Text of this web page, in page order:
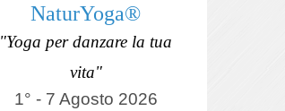
NaturYoga®
"Yoga per danzare la tua
vita"
1° - 7 Agosto 2026